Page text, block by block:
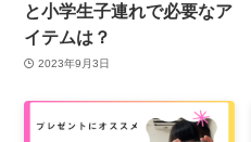
と小学生子連れで必要なア
イテムは？
2023年9月3日